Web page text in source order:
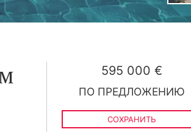
595 000 €
ПО ПРЕДЛОЖЕНИЮ
СОХРАНИТЬ